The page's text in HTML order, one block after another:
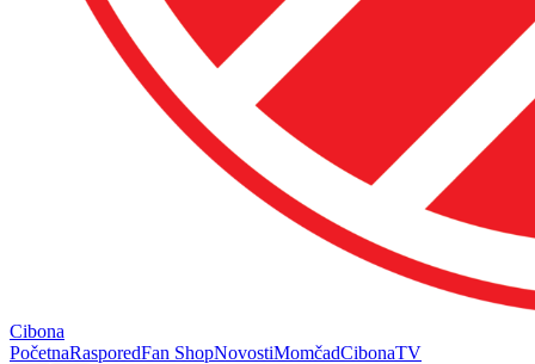
Cibona
PočetnaRasporedFan ShopNovostiMomčadCibonaTV